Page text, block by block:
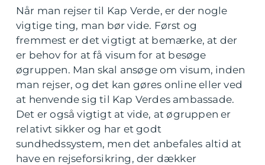
Når man rejser til Kap Verde, er der nogle
vigtige ting, man bør vide. Først og
fremmest er det vigtigt at bemærke, at der
er behov for at få visum for at besøge
øgruppen. Man skal ansøge om visum, inden
man rejser, og det kan gøres online eller ved
at henvende sig til Kap Verdes ambassade.
Det er også vigtigt at vide, at øgruppen er
relativt sikker og har et godt
sundhedssystem, men det anbefales altid at
have en rejseforsikring, der dækker